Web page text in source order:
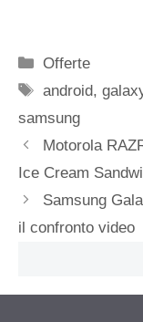
Categorie
Offerte
Tag
android,
samsung
Motorola
Ice Cream
Samsung
il confronto video